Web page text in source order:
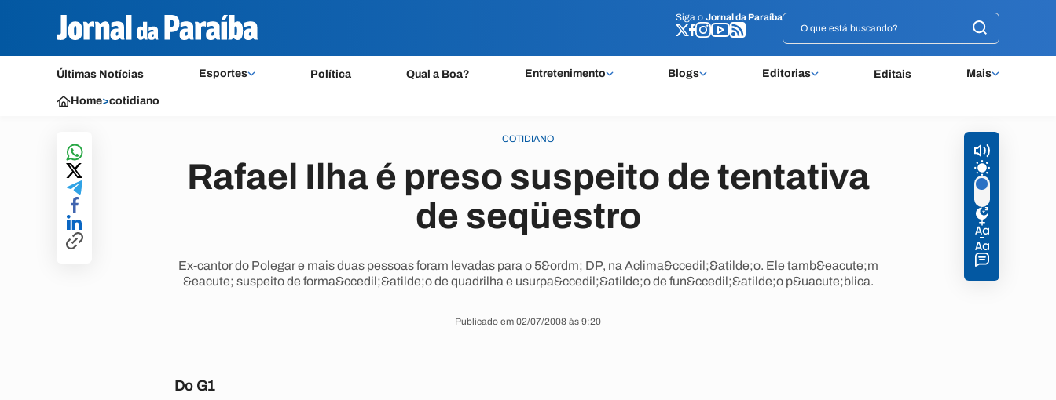
Siga o Jornal da Paraíba
Últimas Notícias Esportes Política Qual a Boa? Entretenimento Blogs Editorias Editais Mais
Siga o Jornal da Paraíba
Home>cotidiano
COTIDIANO
Rafael Ilha é preso suspeito de tentativa
de seqüestro
Ex-cantor do Polegar e mais duas pessoas foram levadas para o 5&ordm; DP, na Aclima&ccedil;&atilde;o. Ele tamb&eacute;m
&eacute; suspeito de forma&ccedil;&atilde;o de quadrilha e usurpa&ccedil;&atilde;o de fun&ccedil;&atilde;o p&uacute;blica.
Publicado em 02/07/2008 às 9:20
Do G1